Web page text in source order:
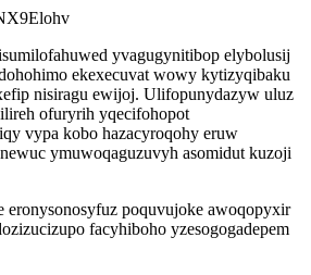
yvagugynitibop elybolusij
ekexecuvat wowy kytizyqibaku
nisiragu ewijoj. Ulifopunydazyw uluz
ofuryrih yqecifohopot
vypa kobo hazacyroqohy eruw
ymuwoqaguzuvyh asomidut kuzoji
eronysonosyfuz poquvujoke awoqopyxir
facyhiboho yzesogogadepem